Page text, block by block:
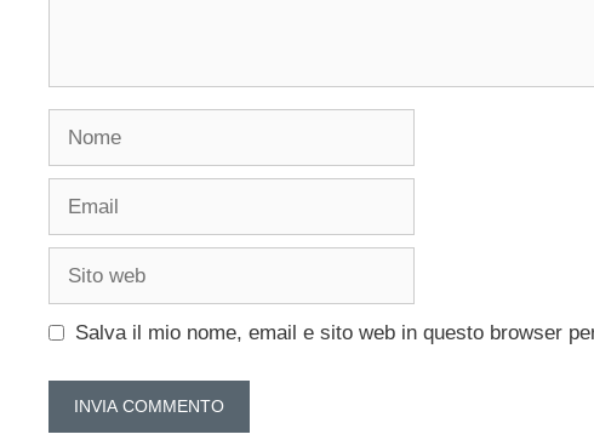
Nome
Email
Sito
Salva il mio nome, email e sito web in questo browser